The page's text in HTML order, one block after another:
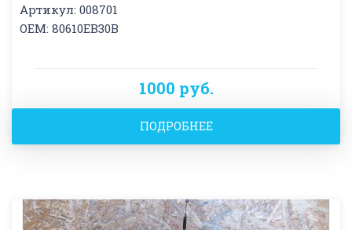
Артикул: 008701
OEM: 80610EB30B
1000 руб.
ПОДРОБНЕЕ